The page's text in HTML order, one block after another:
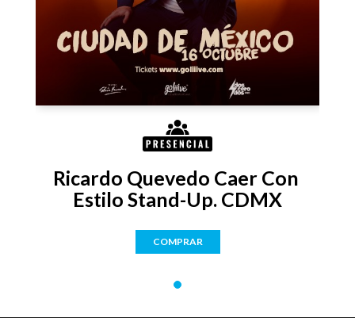
Ricardo Quevedo Caer Con
Estilo Stand-Up. CDMX
COMPRAR